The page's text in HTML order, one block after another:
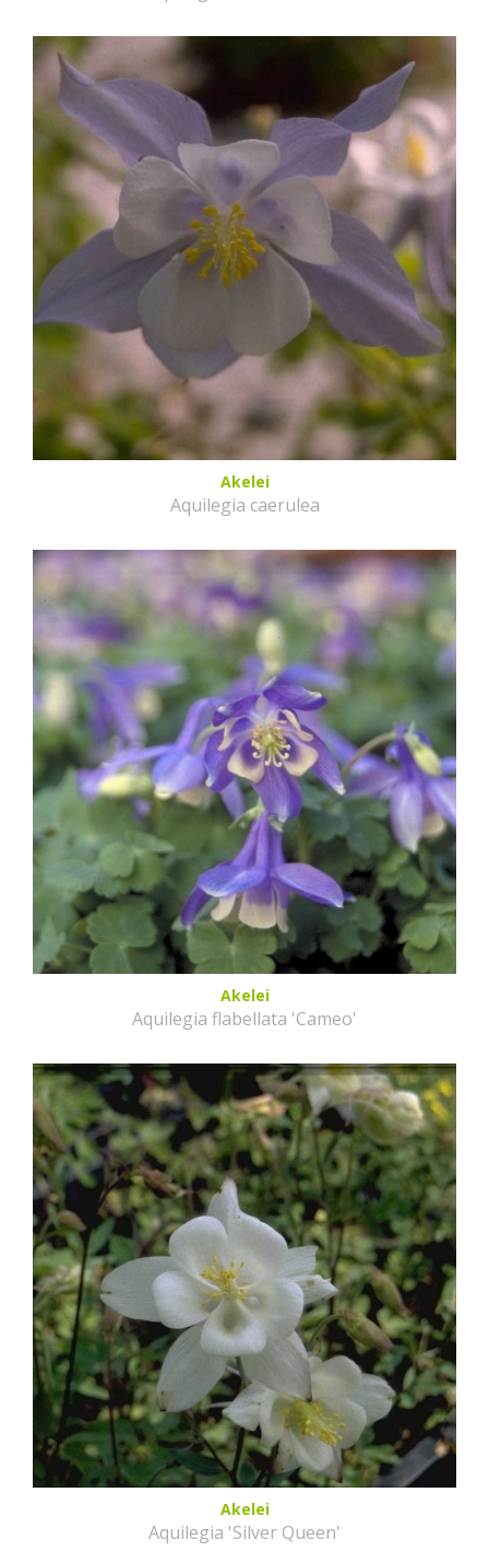
Akelei
Aquilegia caerulea
Akelei
Aquilegia flabellata 'Cameo'
Akelei
Aquilegia 'Silver Queen'